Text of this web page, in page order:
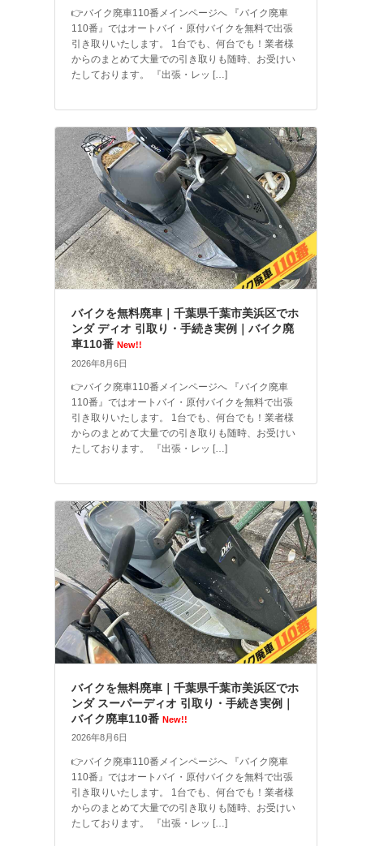
👉バイク廃車110番メインページへ 『バイク廃車
110番』ではオートバイ・原付バイクを無料で出張
引き取りいたします。 1台でも、何台でも！業者様
からのまとめて大量での引き取りも随時、お受けい
たしております。 『出張・レッ […]
バイクを無料廃車｜千葉県千葉市美浜区でホ
ンダ ディオ 引取り・手続き実例｜バイク廃
車110番 New!!
2026年8月6日
👉バイク廃車110番メインページへ 『バイク廃車
110番』ではオートバイ・原付バイクを無料で出張
引き取りいたします。 1台でも、何台でも！業者様
からのまとめて大量での引き取りも随時、お受けい
たしております。 『出張・レッ […]
バイクを無料廃車｜千葉県千葉市美浜区でホ
ンダ スーパーディオ 引取り・手続き実例｜
バイク廃車110番 New!!
2026年8月6日
👉バイク廃車110番メインページへ 『バイク廃車
110番』ではオートバイ・原付バイクを無料で出張
引き取りいたします。 1台でも、何台でも！業者様
からのまとめて大量での引き取りも随時、お受けい
たしております。 『出張・レッ […]